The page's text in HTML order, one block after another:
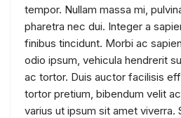
tempor. Nullam massa mi,
pharetra nec dui. Integer a
finibus tincidunt. Morbi ac
odio ipsum, vehicula hendrerit
ac tortor. Duis auctor facilisis
tortor pretium, bibendum velit
varius ut ipsum sit amet viverra.